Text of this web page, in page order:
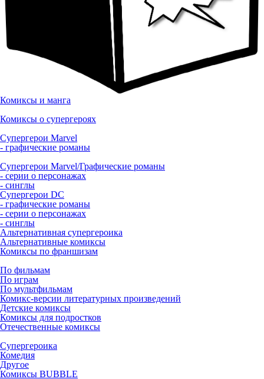
Комиксы и манга
Комиксы о супергероях
Супергерои Marvel
- графические романы
Супергерои Marvel/Графические романы
- серии о персонажах
- синглы
Супергерои DC
- графические романы
- серии о персонажах
- синглы
Альтернативная супергероика
Альтернативные комиксы
Комиксы по франшизам
По фильмам
По играм
По мультфильмам
Комикс-версии литературных произведений
Детские комиксы
Комиксы для подростков
Отечественные комиксы
Супергероика
Комедия
Другое
Комиксы BUBBLE